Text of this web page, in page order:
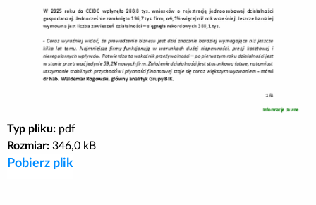
Typ pliku: pdf
Rozmiar: 346,0 kB
Pobierz plik